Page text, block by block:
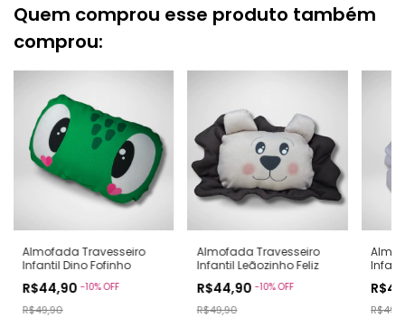
Quem comprou esse produto também
comprou:
Almofada Travesseiro
Infantil Dino Fofinho
R$44,90-10%OFF
R$49,90
Almofada Travesseiro
Infantil Leãozinho Feliz
R$44,90-10%OFF
R$49,90